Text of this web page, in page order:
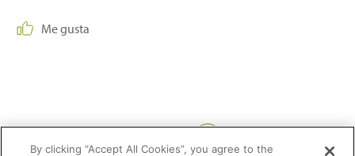
Me gusta
By clicking “Accept All Cookies”, you agree to the